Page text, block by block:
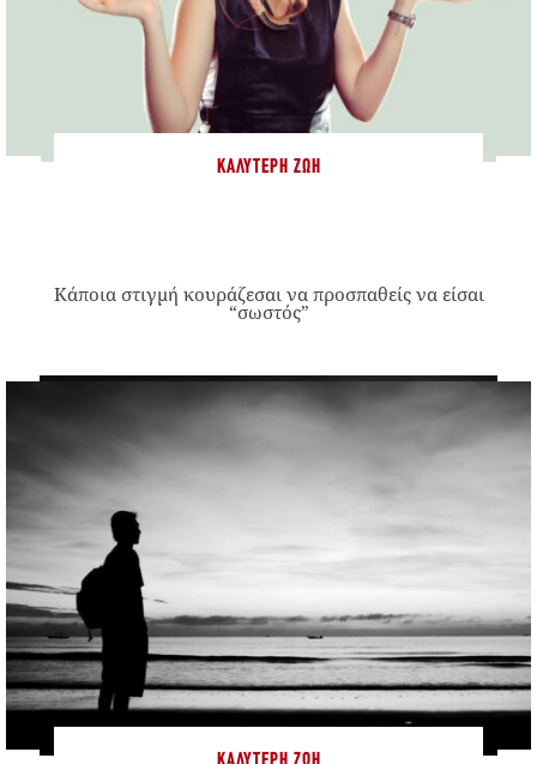
ΚΑΛΎΤΕΡΗ ΖΩΉ
Κάποια στιγμή κουράζεσαι να προσπαθείς να είσαι
“σωστός”